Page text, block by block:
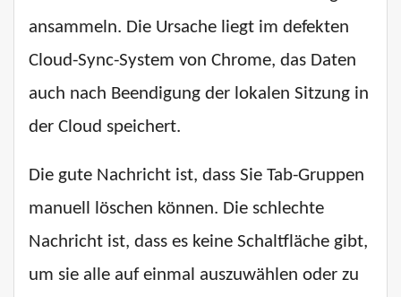
ansammeln. Die Ursache liegt im defekten
Cloud-Sync-System von Chrome, das Daten
auch nach Beendigung der lokalen Sitzung in
der Cloud speichert.
Die gute Nachricht ist, dass Sie Tab-Gruppen
manuell löschen können. Die schlechte
Nachricht ist, dass es keine Schaltfläche gibt,
um sie alle auf einmal auszuwählen oder zu